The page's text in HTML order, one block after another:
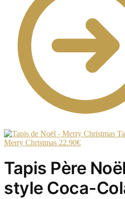
Merry Christmas 22.90€
Tapis Père Noël
style Coca-